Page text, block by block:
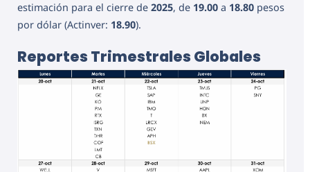
estimación para el cierre de 2025, de 19.00 a 18.80 pesos
por dólar (Actinver: 18.90).
Reportes Trimestrales Globales